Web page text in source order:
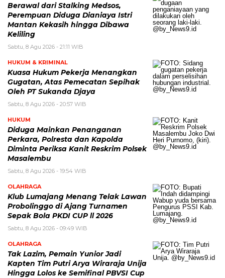
Berawal dari Stalking Medsos,
Perempuan Diduga Dianiaya Istri
Mantan Kekasih hingga Dibawa
Keliling
Sabtu, 8 Agu 2026 - 21:11 WIB
HUKUM & KRIMINAL
Kuasa Hukum Pekerja Menangkan
Gugatan, Atas Pemecatan Sepihak
Oleh PT Sukanda Djaya
Sabtu, 8 Agu 2026 - 20:57 WIB
HUKUM
Diduga Mainkan Penanganan
Perkara, Polresta dan Kapolda
Diminta Periksa Kanit Reskrim Polsek
Masalembu
Sabtu, 8 Agu 2026 - 19:54 WIB
OLAHRAGA
Klub Lumajang Menang Telak Lawan
Probolinggo di Ajang Turnamen
Sepak Bola PKDI CUP ll 2026
Sabtu, 8 Agu 2026 - 09:49 WIB
OLAHRAGA
Tak Lazim, Pemain Yunior Jadi
Kapten Tim Putri Arya Wiraraja Unija
Hingga Lolos ke Semifinal PBVSI Cup